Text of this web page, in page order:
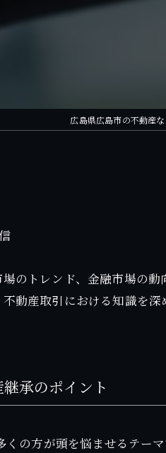
広島県広島市の不動産
のトレンド、金融市場の動
動産取引における知識を
承のポイント
の方が頭を悩ませるテー